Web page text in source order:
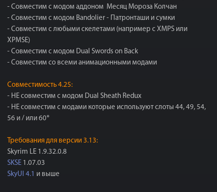
- Совместим с модом аддоном Месяц Мороза Колчан
- Совместим с модом Bandolier - Патронташи и сумки
- Совместим с любыми скелетами (например с XMPS или
XPMSE)
- Совместим с модом Dual Swords on Back
- Совместим со всеми анимационными модами
Совместимость 4.25:
- НЕ совместим с модом Dual Sheath Redux
- НЕ совместим с модами которые используют слоты 44, 49, 54,
56 и / или 60*
Требования для версии 3.13:
Skyrim LE 1.9.32.0.8
SKSE 1.07.03
SkyUI 4.1 и выше